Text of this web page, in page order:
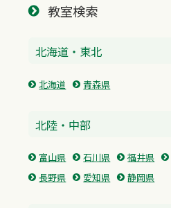
教室検索
北海道・東北
北海道 青森県
北陸・中部
富山県 石川県 福井県
長野県
愛知県 静岡県